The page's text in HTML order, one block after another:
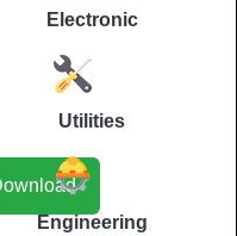
| Direct Download
Electronic
Utilities
Engineering